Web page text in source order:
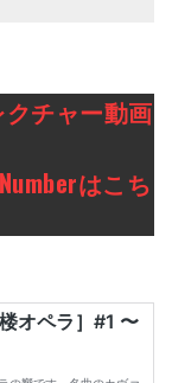
チャー動画
はこち